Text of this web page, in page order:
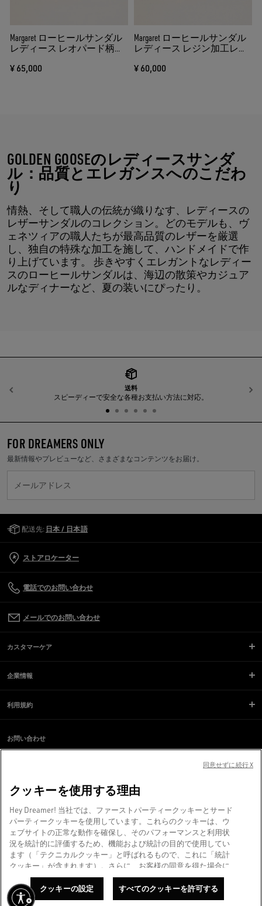
る
Margaret ローヒールサンダル
レディース レオパード柄ポ
¥ 65,000
Margaret ローヒールサンダル
レディース レジン加工レザ
¥ 60,000
GOLDEN GOOSEのレディースサンダ
ル：品質とエレガンスへのこだわ
り
情熱、そして職人の伝統が織りなす、レディースの
レザーサンダルのコレクション。どのモデルも、ヴ
ェネツィアの職人たちが最高品質のレザーを厳選
し、独自の特殊な加工を施して、ハンドメイドで作
り上げています。 歩きやすくエレガントなレディー
スのローヒールサンダルは、海辺の散策やカジュア
ルなディナーなど、夏の装いにぴったり。
送料
スピーディーで安全な各種お支払い方法に対応。
前へ
FOR DREAMERS ONLY
最新情報やプレビューなど、さまざまなコンテンツをお届け。
メールアドレス
配送先: 日本 / 日本語
ストアロケーター
電話でのお問い合わせ
メールでのお問い合わせ
カスタマーケア
企業情報
利用規約
お問い合わせ
スクリーンリーダーのご利用に際し、問題が発生していますか？
ヴェネツィアより、❤ を込めて。
Golden Goose SpA（単独株主）©2026 - All Rights Reserved.詳細情報
クッキーを使用する理由
Hey Dreamer! 当社では、ファーストパーティークッキーとサード
パーティークッキーを使用しています。これらのクッキーは、ウ
ェブサイトの正常な動作を確保し、そのパフォーマンスと利用状
況を統計的に評価するため、機能および統計の目的で使用してい
ます（「テクニカルクッキー」と呼ばれるもので、これに「統計
クッキー」が含まれます）。さらに、お客様の同意を得た場合に
限り、マーケティングおよびプロファイリングの目的でもクッキ
ーを使用します。これにより、お客様の関心や嗜好に応じてコン
テンツがパーソナライズされ、より充実したGoldenの体験をお楽
クッキーの設定 すべてのクッキーを許可する
同意せずに続行 X